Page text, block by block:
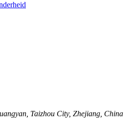
Taizhou City, Zhejiang, China